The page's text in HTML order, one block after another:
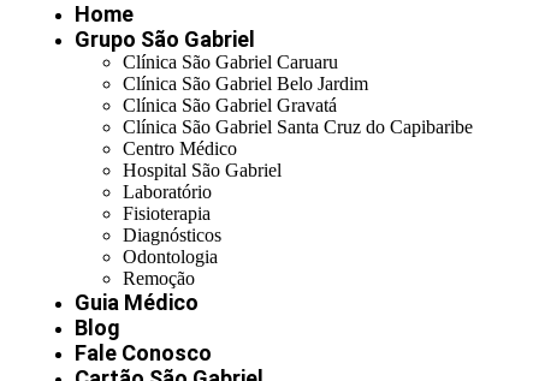
Home
Grupo São Gabriel
Clínica São Gabriel Caruaru
Clínica São Gabriel Belo Jardim
Clínica São Gabriel Gravatá
Clínica São Gabriel Santa Cruz do Capibaribe
Centro Médico
Hospital São Gabriel
Laboratório
Fisioterapia
Diagnósticos
Odontologia
Remoção
Guia Médico
Blog
Fale Conosco